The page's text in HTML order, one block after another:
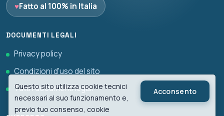
♥Fatto al 100% in Italia
DOCUMENTI LEGALI
Privacy policy
Condizioni d'uso del sito
Tutti i documenti legali
Questo sito utilizza cookie tecnici
necessari al suo funzionamento e,
previo tuo consenso, cookie
Acconsento